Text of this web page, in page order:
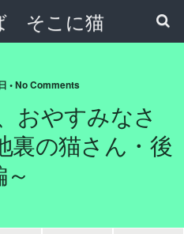
そこに猫
• No Comments
おやすみなさ
の猫さん・後